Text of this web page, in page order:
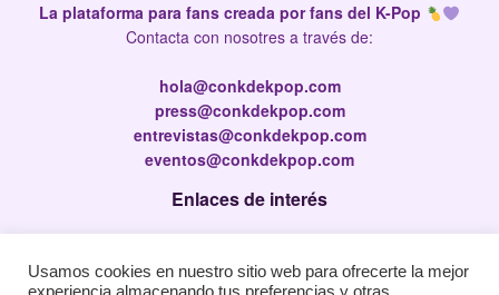
La plataforma para fans creada por fans del K-Pop
Contacta con nosotres a través de:
hola@conkdekpop.com
press@conkdekpop.com
entrevistas@conkdekpop.com
eventos@conkdekpop.com
Enlaces de interés
Política de privacidad
Usamos cookies en nuestro sitio web para ofrecerte la mejor